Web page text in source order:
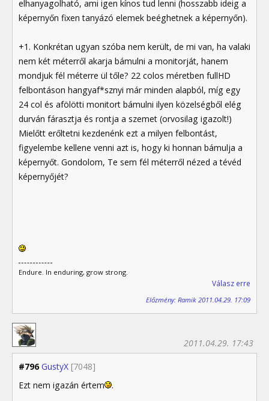
elhanyagolható, ami igen kínos tud lenni (hosszabb ideig a
képernyőn fixen tanyázó elemek beéghetnek a képernyőn).
+1. Konkrétan ugyan szóba nem került, de mi van, ha valaki
nem két méterről akarja bámulni a monitorját, hanem
mondjuk fél méterre ül tőle? 22 colos méretben fullHD
felbontáson hangyaf*sznyi már minden alapból, míg egy
24 col és afölötti monitort bámulni ilyen közelségből elég
durván fárasztja és rontja a szemet (orvosilag igazolt!)
Mielőtt erőltetni kezdenénk ezt a milyen felbontást,
figyelembe kellene venni azt is, hogy ki honnan bámulja a
képernyőt. Gondolom, Te sem fél méterről nézed a tévéd
képernyőjét?
Endure. In enduring, grow strong.
Válasz erre
Előzmény: Ramik 2011.04.29. 17:09
#796 GustyX [7048]
2011.04.29. 17:43
Ezt nem igazán értem .